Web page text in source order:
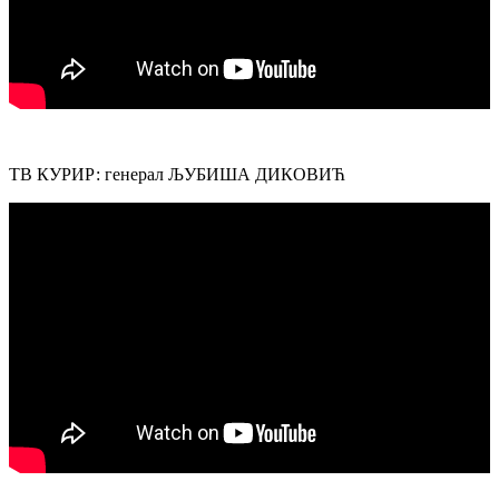
ТВ КУРИР: генерал ЉУБИША ДИКОВИЋ